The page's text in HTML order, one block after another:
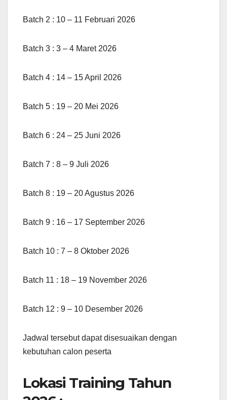
Batch 2 : 10 – 11 Februari 2026
Batch 3 : 3 – 4 Maret 2026
Batch 4 : 14 – 15 April 2026
Batch 5 : 19 – 20 Mei 2026
Batch 6 : 24 – 25 Juni 2026
Batch 7 : 8 – 9 Juli 2026
Batch 8 : 19 – 20 Agustus 2026
Batch 9 : 16 – 17 September 2026
Batch 10 : 7 – 8 Oktober 2026
Batch 11 : 18 – 19 November 2026
Batch 12 : 9 – 10 Desember 2026
Jadwal tersebut dapat disesuaikan dengan
kebutuhan calon peserta
Lokasi Training Tahun